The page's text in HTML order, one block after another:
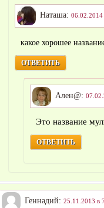
Наташа:
какое хорошее
ОТВЕТИТЬ
Ален@:
Это название
ОТВЕТИТЬ
Геннадий: 25.11.2013 в